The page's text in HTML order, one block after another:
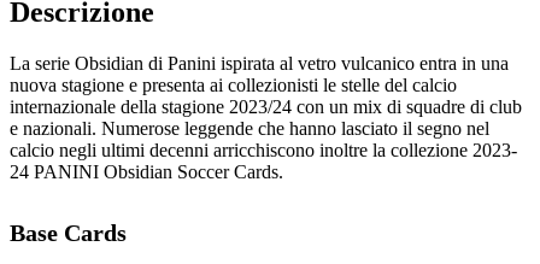
Descrizione
La serie Obsidian di Panini ispirata al vetro vulcanico entra in una
nuova stagione e presenta ai collezionisti le stelle del calcio
internazionale della stagione 2023/24 con un mix di squadre di club
e nazionali. Numerose leggende che hanno lasciato il segno nel
calcio negli ultimi decenni arricchiscono inoltre la collezione 2023-
24 PANINI Obsidian Soccer Cards.
Base Cards